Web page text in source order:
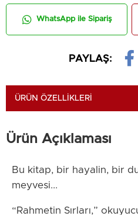
WhatsApp ile Sipariş
PAYLAŞ:
ÜRÜN ÖZELLIKLERI
Ürün Açıklaması
Bu kitap, bir hayalin, bir
meyvesi...
“Rahmetin Sırları,”